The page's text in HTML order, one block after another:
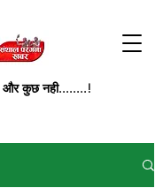
कुछ नही........!